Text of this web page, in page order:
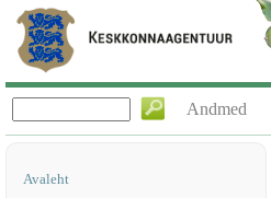
Andmed
Avaleht